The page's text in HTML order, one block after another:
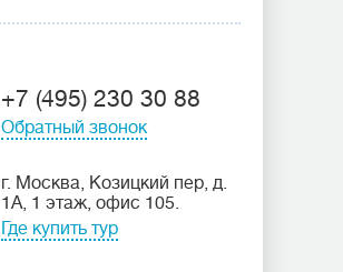
+7 (495) 230 30 88
Обратный звонок
г. Москва, Козицкий пер, д.
1А, 1 этаж, офис 105.
Где купить тур